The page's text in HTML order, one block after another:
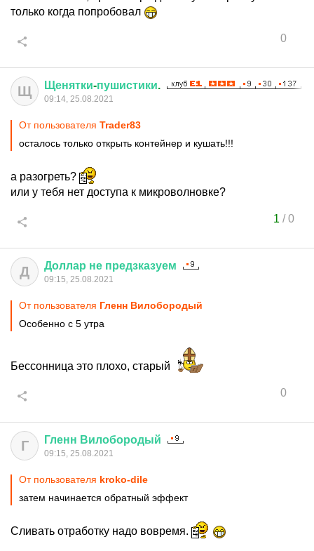
только когда попробовал
0
Щ Щенятки-пушистики.
09:14, 25.08.2021
От пользователя Trader83
осталось только открыть контейнер и кушать!!!
а разогреть?
или у тебя нет доступа к микроволновке?
1 /0
Д Доллар не предзказуем
09:15, 25.08.2021
От пользователя Гленн Вилобородый
Особенно с 5 утра
Бессонница это плохо, старый
0
Г Гленн Вилобородый
09:15, 25.08.2021
От пользователя kroko-dile
затем начинается обратный эффект
Сливать отработку надо вовремя.